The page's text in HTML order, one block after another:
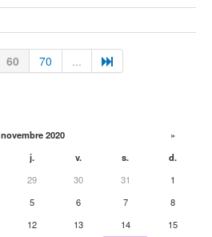
60 70 ...
novembre 2020
»
j. v. s.
d.
29 30 31
1
5 6 7
8
12 13 14
15